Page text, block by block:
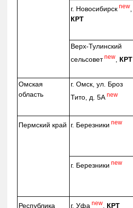
г. Новосибирск new
КРТ
Верх-Тулинский
сельсовет new КРТ
Омская
область
г. Омск, ул. Броз
Тито, д. 5А new
Пермский край г. Березники new
г. Березники new
Республика г. Уфа new КРТ